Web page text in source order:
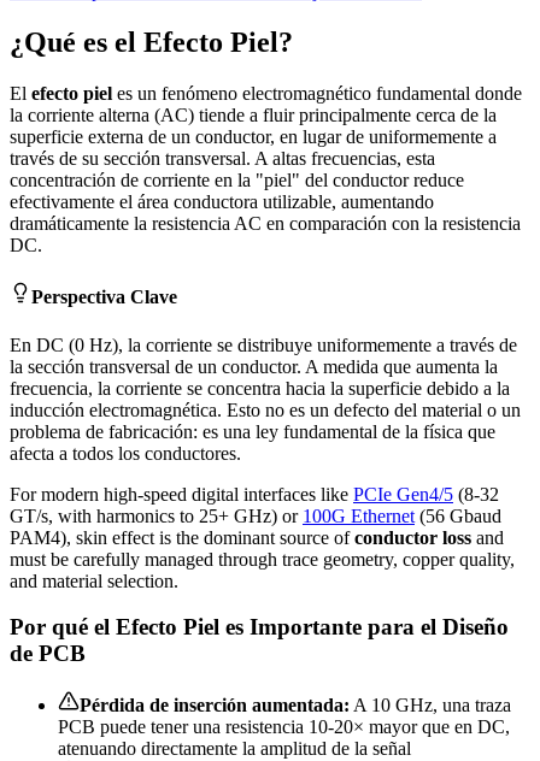
¿Qué es el Efecto Piel?
El efecto piel es un fenómeno electromagnético fundamental donde
la corriente alterna (AC) tiende a fluir principalmente cerca de la
superficie externa de un conductor, en lugar de uniformemente a
través de su sección transversal. A altas frecuencias, esta
concentración de corriente en la "piel" del conductor reduce
efectivamente el área conductora utilizable, aumentando
dramáticamente la resistencia AC en comparación con la resistencia
DC.
Perspectiva Clave
En DC (0 Hz), la corriente se distribuye uniformemente a través de
la sección transversal de un conductor. A medida que aumenta la
frecuencia, la corriente se concentra hacia la superficie debido a la
inducción electromagnética. Esto no es un defecto del material o un
problema de fabricación: es una ley fundamental de la física que
afecta a todos los conductores.
For modern high-speed digital interfaces like PCIe Gen4/5 (8-32
GT/s, with harmonics to 25+ GHz) or 100G Ethernet (56 Gbaud
PAM4), skin effect is the dominant source ofconductor loss and
must be carefully managed through trace geometry, copper quality,
and material selection.
Por qué el Efecto Piel es Importante para el Diseño
de PCB
Pérdida de inserción aumentada: A 10 GHz, una traza
PCB puede tener una resistencia 10-20× mayor que en DC,
atenuando directamente la amplitud de la señal